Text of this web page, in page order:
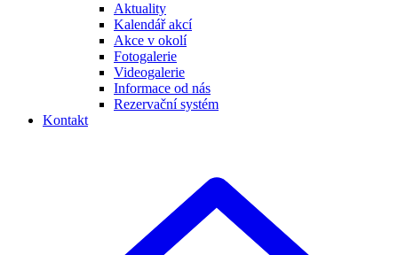
Aktuality
Kalendář akcí
Akce v okolí
Fotogalerie
Videogalerie
Informace od nás
Rezervační systém
Kontakt